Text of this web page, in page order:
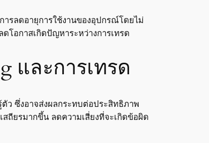
ารลดอายุการใช้งานของอุปกรณ์โดยไม่
ดโอกาสเกิดปัญหาระหว่างการเทรด
และการเทรด
ตัว ซึ่งอาจส่งผลกระทบต่อประสิทธิภาพ
ถียรมากขึ้น ลดความเสี่ยงที่จะเกิดข้อผิด